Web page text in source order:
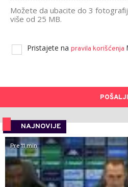
Možete da ubacite do 3
više od 25 MB.
Pristajete na pravila korišćenja
POŠALJI
NAJNOVIJE
Pre 11 min